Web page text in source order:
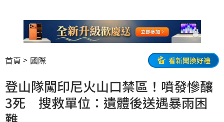
首頁 國際 看新聞換好禮
登山隊闖印尼火山口禁區！噴發慘釀
3死 搜救單位：遺體後送遇暴雨困